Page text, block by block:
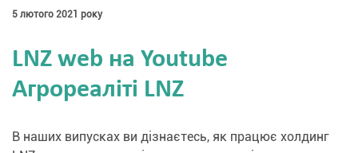
5 лютого 2021 року
LNZ web на Youtube
Агрореаліті LNZ
В наших випусках ви дізнаєтесь, як працює холдинг